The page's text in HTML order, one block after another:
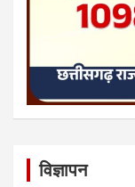
विज्ञापन